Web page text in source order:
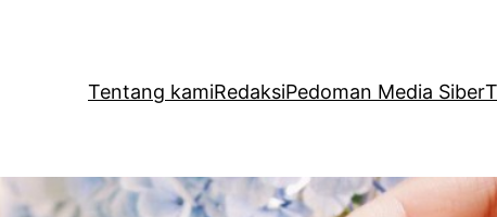
Tentang kamiRedaksiPedoman Media Siber